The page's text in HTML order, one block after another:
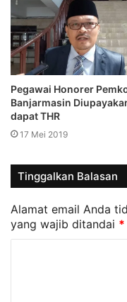
Pegawai Honorer
Banjarmasin
dapat THR
17 Mei 2019
Tinggalkan Balasan
Alamat email Anda
yang wajib ditandai *